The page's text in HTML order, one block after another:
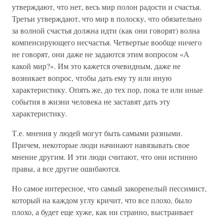
утверждают, что нет, весь мир полон радости и счастья.
Третьи утверждают, что мир в полоску, что обязательно
за волной счастья должна идти (как они говорят) волна
компенсирующего несчастья. Четвертые вообще ничего
не говорят, они даже не задаются этим вопросом «А
какой мир?». Им это кажется очевидным, даже не
возникает вопрос, чтобы дать ему ту или иную
характеристику. Опять же, до тех пор, пока те или иные
события в жизни человека не заставят дать эту
характеристику.
Т.е. мнения у людей могут быть самыми разными.
Причем, некоторые люди начинают навязывать свое
мнение другим. И эти люди считают, что они истинно
правы, а все другие ошибаются.
Но самое интересное, что самый закоренелый пессимист,
который на каждом углу кричит, что все плохо, было
плохо, а будет еще хуже, как ни странно, выстраивает